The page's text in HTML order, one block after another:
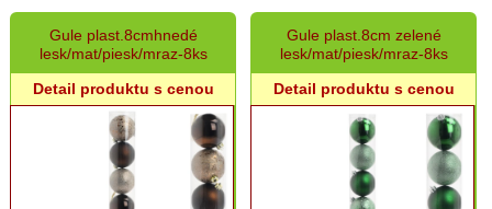
Gule plast.8cmhnedé
lesk/mat/piesk/mraz-8ks
Detail produktu s cenou
Gule plast.8cm zelené
lesk/mat/piesk/mraz-8ks
Detail produktu s cenou